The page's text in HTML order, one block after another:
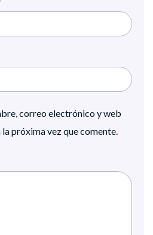
correo electrónico y web
próxima vez que comente.